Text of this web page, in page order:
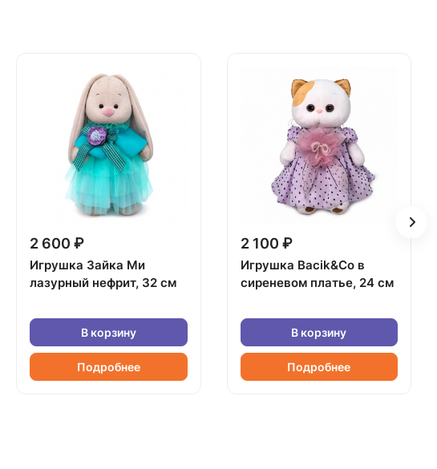
2 600 ₽
Игрушка Зайка Ми
лазурный нефрит, 32 см
В корзину
Подробнее
2 100 ₽
Игрушка Bacik&Co в
сиреневом платье, 24 см
В корзину
Подробнее